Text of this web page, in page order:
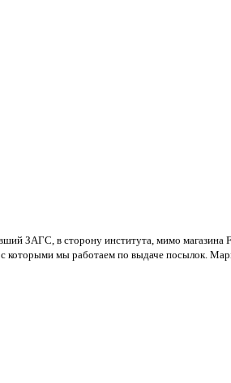
ЗАГС, в сторону института, мимо магазина
которыми мы работаем по выдаче посылок.